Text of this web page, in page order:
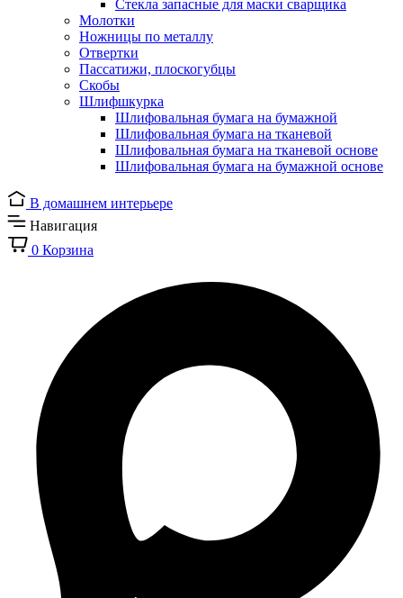
Стекла запасные для маски сварщика
Молотки
Ножницы по металлу
Отвертки
Пассатижи, плоскогубцы
Скобы
Шлифшкурка
Шлифовальная бумага на бумажной
Шлифовальная бумага на тканевой
Шлифовальная бумага на тканевой основе
Шлифовальная бумага на бумажной основе
В домашнем интерьере
Навигация
0 Корзина